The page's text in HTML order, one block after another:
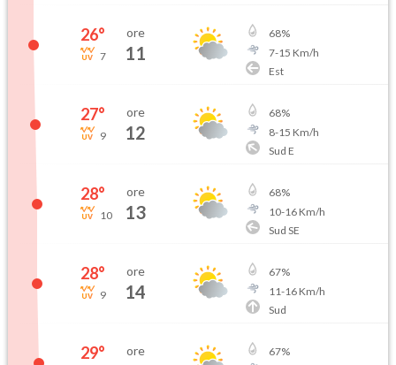
26°
7
ore
11
68%
7-15 Km/h
Est
27°
9
ore
12
68%
8-15 Km/h
Sud E
28°
10
ore
13
68%
10-16Km/h
Sud SE
28°
9
ore
14
67%
11-16Km/h
Sud
29° ore 67%